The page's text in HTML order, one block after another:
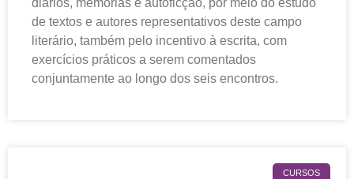
diários, memórias e autoficção, por meio do estudo
de textos e autores representativos deste campo
literário, também pelo incentivo à escrita, com
exercícios práticos a serem comentados
conjuntamente ao longo dos seis encontros.
CURSOS